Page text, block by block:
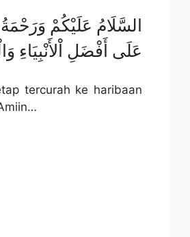
السَّلَامُ عَلَيْكُمْ
عَلَى أَفْضَلِ اْلأَنْبِيَاءِ
tercurah ke haribaan